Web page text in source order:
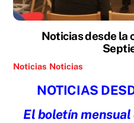
Noticias desde la
Noticias Noticias
NOTICIAS
El boletín mensual